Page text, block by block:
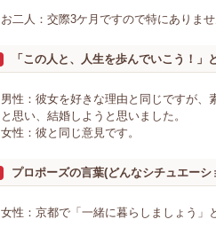
お二人：交際3ケ月ですので特にありませ
「この人と、人生を歩んでいこう！」
男性：彼女を好きな理由と同じですが
と思い、結婚しようと思いました。
女性：彼と同じ意見です。
プロポーズの言葉(どんなシチュエーシ
女性：京都で「一緒に暮らしましょう」